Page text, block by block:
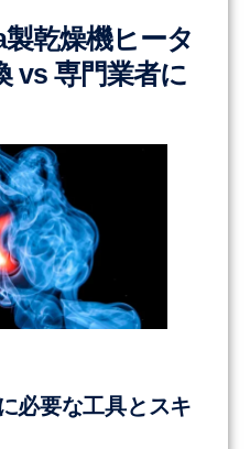
乾燥機ヒータ
vs 専門業者に
必要な工具とスキ